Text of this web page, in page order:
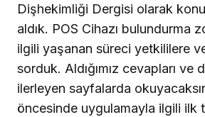
Dişhekimliği Dergisi olarak
aldık. POS Cihazı bulundurma
ilgili yaşanan süreci yetkililere
sorduk. Aldığımız cevapları ve
ilerleyen sayfalarda
öncesinde uygulamayla ilgili ilk